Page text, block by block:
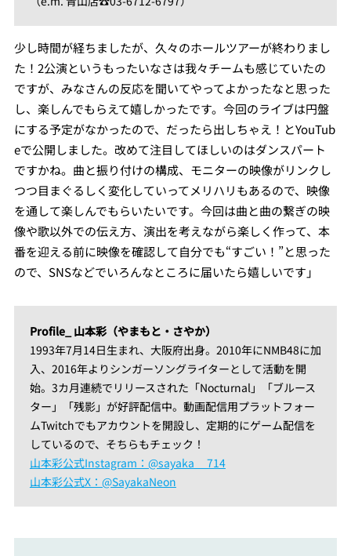
少し時間が経ちましたが、久々のホールツアーが終わりまし
た！2公演というもったいなさは我々チームも感じていたの
ですが、みなさんの反応を聞いてやってよかったなと思った
し、楽しんでもらえて嬉しかったです。今回のライブは円盤
にする予定がなかったので、だったら出しちゃえ！とYouTub
eで公開しました。改めて注目してほしいのはダンスパート
ですかね。曲と振り付けの構成、モニターの映像がリンクし
つつ目まぐるしく変化していってメリハリもあるので、映像
を通して楽しんでもらいたいです。今回は曲と曲の繋ぎの映
像や歌以外での伝え方、演出を考えながら楽しく作って、本
番を迎える前に映像を確認して自分でも“すごい！”と思った
ので、SNSなどでいろんなところに届いたら嬉しいです」
Profile_ 山本彩（やまもと・さやか）
1993年7月14日生まれ、大阪府出身。2010年にNMB48に加
入、2016年よりシンガーソングライターとして活動を開
始。3カ月連続でリリースされた「Nocturnal」「ブルース
ター」「残影」が好評配信中。動画配信用プラットフォー
ムTwitchでもアカウントを開設し、定期的にゲーム配信を
しているので、そちらもチェック！
山本彩公式Instagram：@sayaka__714
山本彩公式X：@SayakaNeon